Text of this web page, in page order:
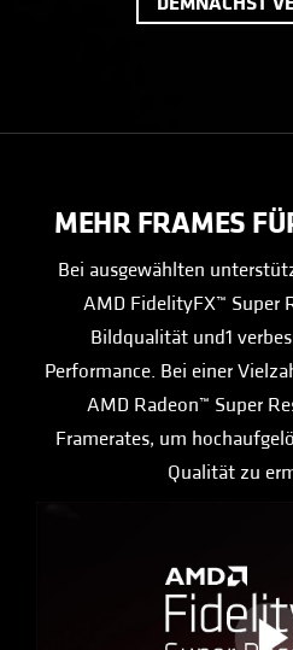
MEHR FRAMES
Bei ausgewählten
AMD FidelityFX™ Super
Bildqualität und1
Performance. Bei einer
AMD Radeon™ Super
Framerates, um
Qualität zu